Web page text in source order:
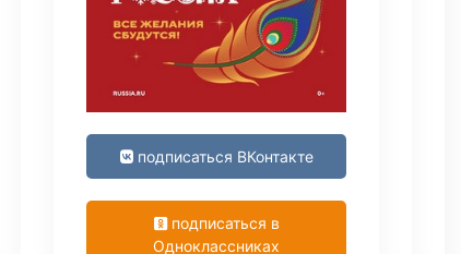
подписаться ВКонтакте
подписаться в
Одноклассниках